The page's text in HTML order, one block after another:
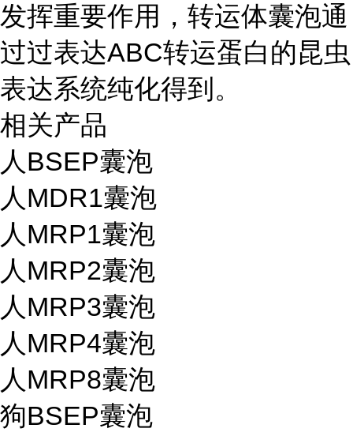
发挥重要作用，转运体囊泡通
过过表达ABC转运蛋白的昆虫
表达系统纯化得到。
相关产品
人BSEP囊泡
人MDR1囊泡
人MRP1囊泡
人MRP2囊泡
人MRP3囊泡
人MRP4囊泡
人MRP8囊泡
狗BSEP囊泡